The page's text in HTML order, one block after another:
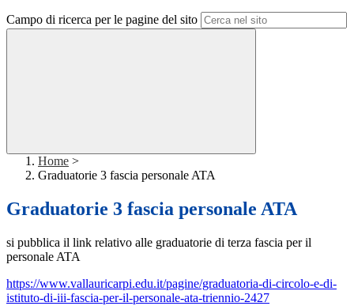
Campo di ricerca per le pagine del sito
Home >
Graduatorie 3 fascia personale ATA
Graduatorie 3 fascia personale ATA
si pubblica il link relativo alle graduatorie di terza fascia per il
personale ATA
https://www.vallauricarpi.edu.it/pagine/graduatoria-di-circolo-e-di-
istituto-di-iii-fascia-per-il-personale-ata-triennio-2427